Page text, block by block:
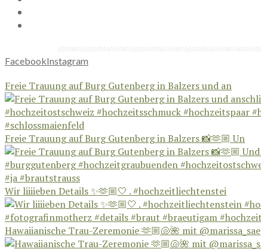
FacebookInstagram
Freie Trauung auf Burg Gutenberg in Balzers und an
Freie Trauung auf Burg Gutenberg in Balzers 📸🫶🏼 Un
Wir liiiieben Details ✨🫶🏼🤍 . #hochzeitliechtenstei
Hawaiianische Trau-Zeremonie 🫶🏼🐚🌺 mit @marissa_sae